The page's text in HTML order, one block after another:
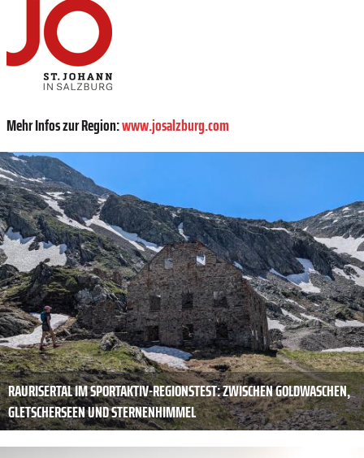
Mehr Infos zur Region:www.josalzburg.com
RAURISERTAL IM SPORTAKTIV-REGIONSTEST: ZWISCHEN GOLDWASCHEN,
GLETSCHERSEEN UND STERNENHIMMEL